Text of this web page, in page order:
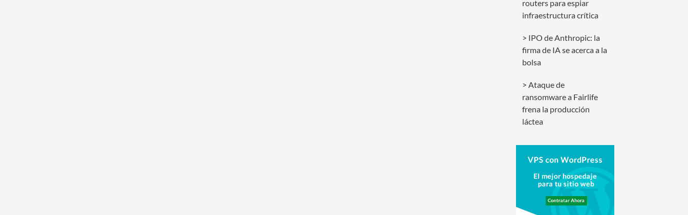
routers para espiar
infraestructura crítica
IPO de Anthropic: la
firma de IA se acerca a la
bolsa
Ataque de
ransomware a Fairlife
frena la producción
láctea